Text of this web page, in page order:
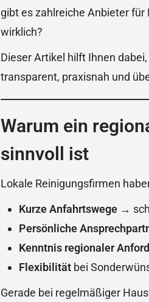
gibt es zahlreiche Anbieter für
wirklich?
Dieser Artikel hilft Ihnen dabei,
transparent, praxisnah und
Warum ein
sinnvoll ist
Lokale Reinigungsfirmen
Kurze Anfahrtswege →
Persönliche
Kenntnis regionaler
Flexibilität bei
Gerade bei regelmäßiger